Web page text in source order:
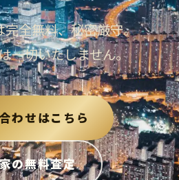
全無料、秘密厳守。
一切いたしません。
わせはこちら
の無料査定